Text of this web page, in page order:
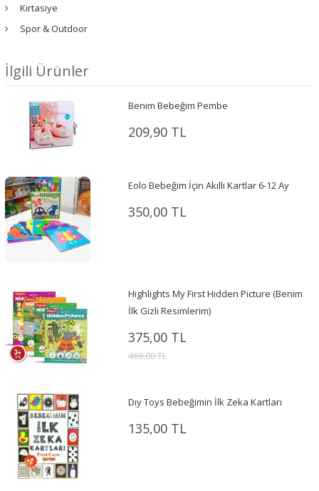
Kırtasiye
Spor & Outdoor
İlgili Ürünler
Benim Bebeğim Pembe
209,90 TL
Eolo Bebeğim İçin Akıllı Kartlar 6-12 Ay
350,00 TL
Highlights My First Hidden Picture (Benim
İlk Gizli Resimlerim)
375,00 TL
469,00 TL
Dıy Toys Bebeğimin İlk Zeka Kartları
135,00 TL